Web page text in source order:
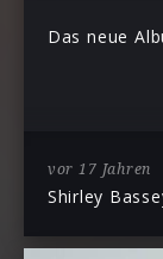
Das neue
vor 17 Jahren
Shirley